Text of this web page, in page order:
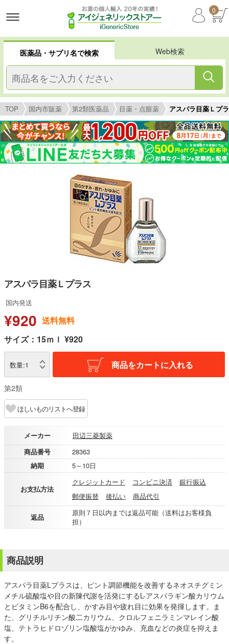
0
医薬品・サプリ名で検索 Web検索
TOP 国内市販薬 第2類医薬品 目薬・点眼薬 アスパラ目薬Ｌプ
アスパラ目薬Ｌプラス
国内発送
¥920 送料無料
サイズ：15ｍｌ ¥920
数量:1 商品をカートに入れる
第2類
ほしいものリストへ登録
メーカー
田辺三菱製薬
商品番号
28363
納期
5～10日
お支払方法
クレジットカード コンビニ決済
銀行振込
郵便振替
後払い 商品代引
返品
原則７日以内までは返品可能（送料はお客様負
担）
商品説明
アスパラ目薬Lプラスは、ピント調節機能を改善するネオスチグミン
メチル硫酸塩や目の新陳代謝を活発にするL-アスパラギン酸カリウム
とビタミンB6を配合し、かすみ目や疲れ目に効果を発揮します。ま
た、グリチルリチン酸二カリウム、クロルフェニラミンマレイン酸
塩、テトラヒドロゾリン塩酸塩がかゆみ、充血などの炎症を抑えま
す。